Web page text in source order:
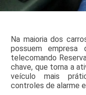
Na maioria dos
possuem
telecomando
chave, que torna a
veículo mais
controles de alarme